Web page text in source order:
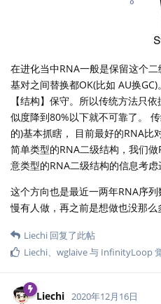
在进化当中RNA一般是保留这个
基对之间替换都OK(比如 AU换
【结构】保守。所以传统方法只
似度降到80%以下就不可靠了。
的)基本抓瞎， 目前最好的RNA
简单类型的RNA二级结构，我们
意类型的RNA二级结构的信息考虑
这个方向也是最近一两年RNA序
慢有人做，再之前是想做也没那么
Liechi 回复了此帖
Liechi
wglaive与 InfinityLoop
Liechi 2020年12月16日